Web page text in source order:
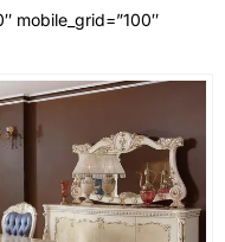
mobile_grid=”100″